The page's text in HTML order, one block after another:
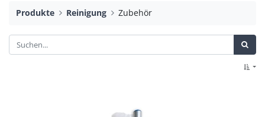
Produkte Reinigung Zubehör